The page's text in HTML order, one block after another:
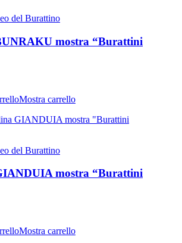
del Burattino
mostra “Burattini
Mostra carrello
del Burattino
mostra “Burattini
Mostra carrello